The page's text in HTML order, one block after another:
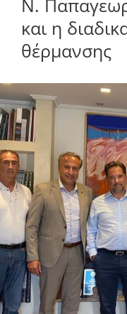
Ν.
και η
θέρμανσης